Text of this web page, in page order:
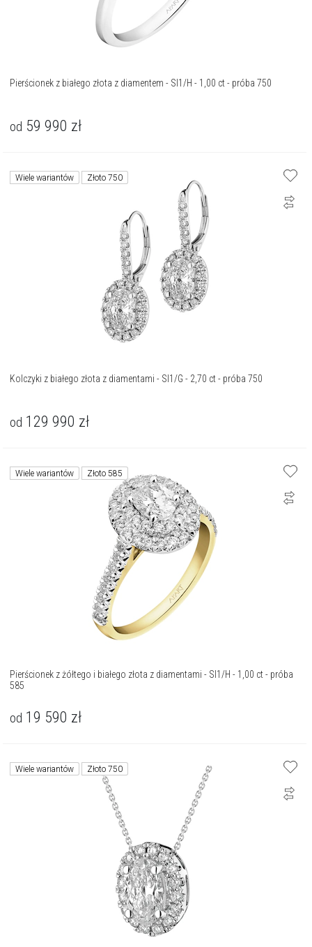
Pierścionek z białego złota z diamentem - SI1/H - 1,00 ct - próba 750
od 59 990 zł
Wiele wariantów Złoto 750
Kolczyki z białego złota z diamentami - SI1/G - 2,70 ct - próba 750
od 129 990 zł
Wiele wariantów Złoto 585
Pierścionek z żółtego i białego złota z diamentami - SI1/H - 1,00 ct - próba
585
od 19 590 zł
Wiele wariantów Złoto 750